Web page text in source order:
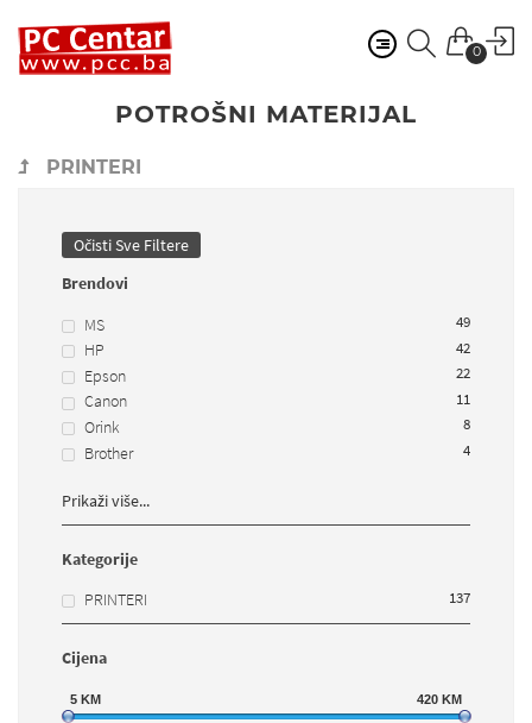
0
POTROŠNI MATERIJAL
PRINTERI
Očisti Sve Filtere
Brendovi
MS
49
HP 42
Epson 22
Canon 11
Orink 8
Brother 4
Prikaži više...
Kategorije
PRINTERI
137
Cijena
5 KM 420 KM